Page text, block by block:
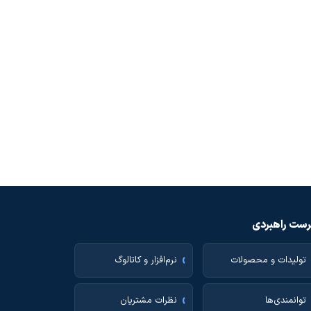
راهبردی
تولیدات و محصولات نرم‌افزار و کاتالوگ
توانمندی‌ها نظرات مشتریان